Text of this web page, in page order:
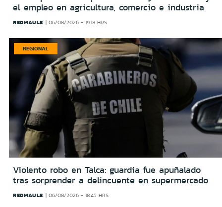
el empleo en agricultura, comercio e industria
REDMAULE 06/08/2026 - 19:18 HRS
REGIONAL
Violento robo en Talca: guardia fue apuñalado
tras sorprender a delincuente en supermercado
REDMAULE 06/08/2026 - 18:45 HRS